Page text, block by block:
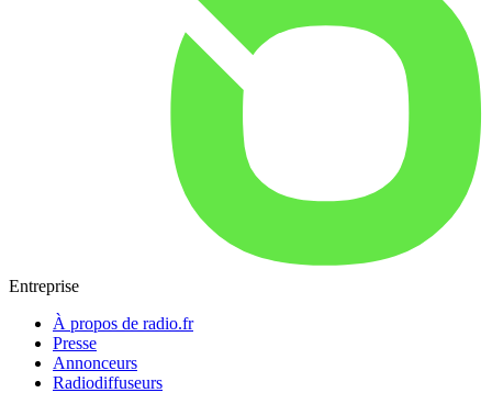
Entreprise
À propos de radio.fr
Presse
Annonceurs
Radiodiffuseurs